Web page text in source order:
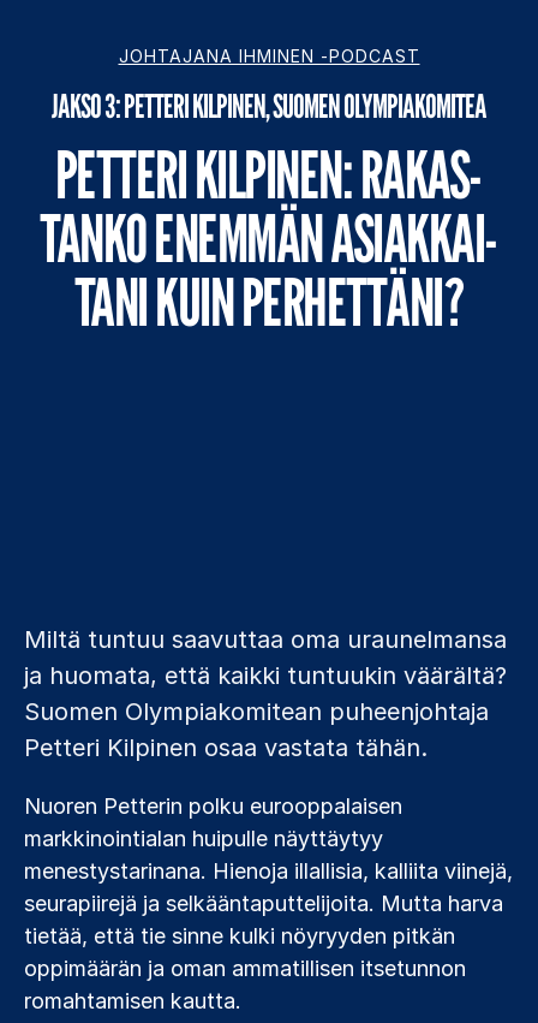
JOHTAJANA IHMINEN -PODCAST
JAKSO 3: PETTERI KILPINEN, SUOMEN OLYMPIAKOMITEA
PET­TE­RI KIL­PI­NEN: RA­KAS­
TAN­KO ENEM­MÄN ASIAK­KAI­
TA­NI KUIN PER­HET­TÄ­NI?
Miltä tuntuu saavuttaa oma uraunelmansa
ja huomata, että kaikki tuntuukin väärältä?
Suomen Olympiakomitean puheenjohtaja
Petteri Kilpinen osaa vastata tähän.
Nuoren Petterin polku eurooppalaisen
markkinointialan huipulle näyttäytyy
menestystarinana. Hienoja illallisia, kalliita viinejä,
seurapiirejä ja selkääntaputtelijoita. Mutta harva
tietää, että tie sinne kulki nöyryyden pitkän
oppimäärän ja oman ammatillisen itsetunnon
romahtamisen kautta.